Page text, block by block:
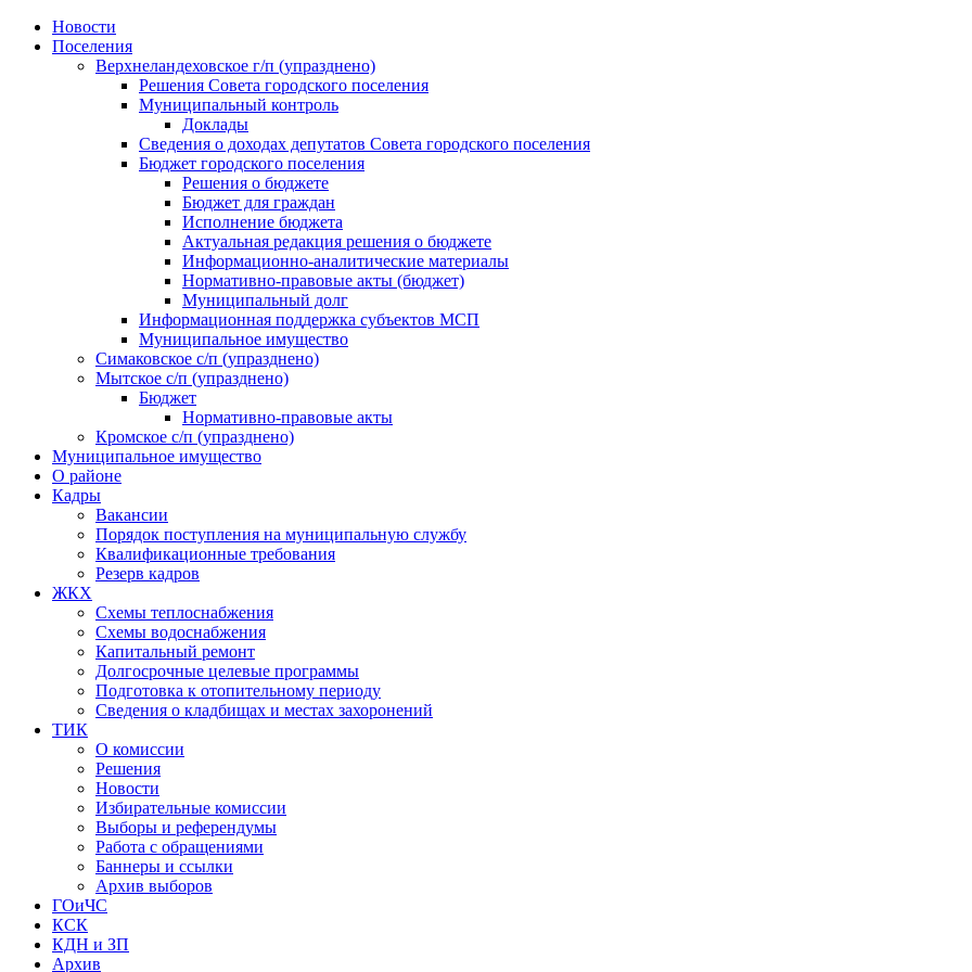
Skip
Новости
Поселения
Верхнеландеховское г/п (упразднено)
Решения Совета городского поселения
Муниципальный контроль
Доклады
Сведения о доходах депутатов Совета городского поселения
Бюджет городского поселения
Решения о бюджете
Бюджет для граждан
Исполнение бюджета
Актуальная редакция решения о бюджете
Информационно-аналитические материалы
Нормативно-правовые акты (бюджет)
Муниципальный долг
Информационная поддержка субъектов МСП
Муниципальное имущество
Симаковское с/п (упразднено)
Мытское с/п (упразднено)
Бюджет
Нормативно-правовые акты
Кромское с/п (упразднено)
Муниципальное имущество
О районе
Кадры
Вакансии
Порядок поступления на муниципальную службу
Квалификационные требования
Резерв кадров
ЖКХ
Схемы теплоснабжения
Схемы водоснабжения
Капитальный ремонт
Долгосрочные целевые программы
Подготовка к отопительному периоду
Сведения о кладбищах и местах захоронений
ТИК
О комиссии
Решения
Новости
Избирательные комиссии
Выборы и референдумы
Работа с обращениями
Баннеры и ссылки
Архив выборов
ГОиЧС
КСК
КДН и ЗП
Архив